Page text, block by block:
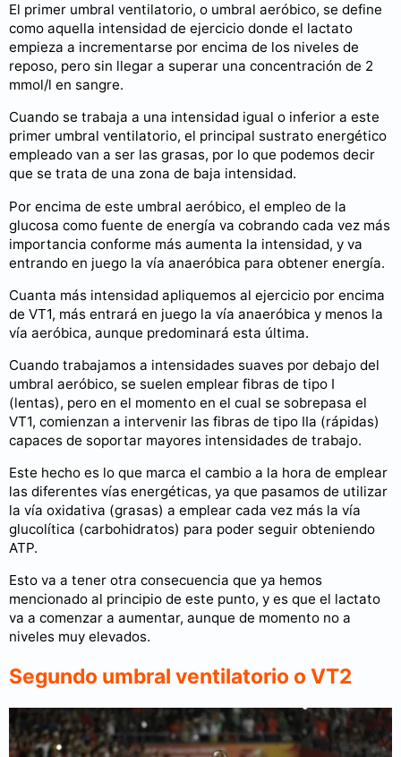
El primer umbral ventilatorio, o umbral aeróbico, se define
como aquella intensidad de ejercicio donde el lactato
empieza a incrementarse por encima de los niveles de
reposo, pero sin llegar a superar una concentración de 2
mmol/l en sangre.
Cuando se trabaja a una intensidad igual o inferior a este
primer umbral ventilatorio, el principal sustrato energético
empleado van a ser las grasas, por lo que podemos decir
que se trata de una zona de baja intensidad.
Por encima de este umbral aeróbico, el empleo de la
glucosa como fuente de energía va cobrando cada vez más
importancia conforme más aumenta la intensidad, y va
entrando en juego la vía anaeróbica para obtener energía.
Cuanta más intensidad apliquemos al ejercicio por encima
de VT1, más entrará en juego la vía anaeróbica y menos la
vía aeróbica, aunque predominará esta última.
Cuando trabajamos a intensidades suaves por debajo del
umbral aeróbico, se suelen emplear fibras de tipo I
(lentas), pero en el momento en el cual se sobrepasa el
VT1, comienzan a intervenir las fibras de tipo IIa (rápidas)
capaces de soportar mayores intensidades de trabajo.
Este hecho es lo que marca el cambio a la hora de emplear
las diferentes vías energéticas, ya que pasamos de utilizar
la vía oxidativa (grasas) a emplear cada vez más la vía
glucolítica (carbohidratos) para poder seguir obteniendo
ATP.
Esto va a tener otra consecuencia que ya hemos
mencionado al principio de este punto, y es que el lactato
va a comenzar a aumentar, aunque de momento no a
niveles muy elevados.
Segundo umbral ventilatorio o VT2